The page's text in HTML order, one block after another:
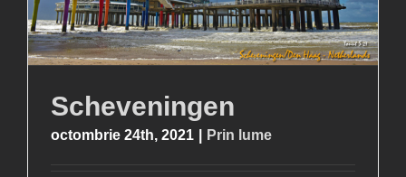
Scheveningen
octombrie 24th, 2021 Prin lume